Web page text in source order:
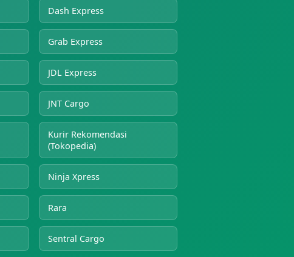
Dash Express
Grab Express
JDL Express
JNT Cargo
Kurir Rekomendasi
(Tokopedia)
Ninja Xpress
Rara
Sentral Cargo